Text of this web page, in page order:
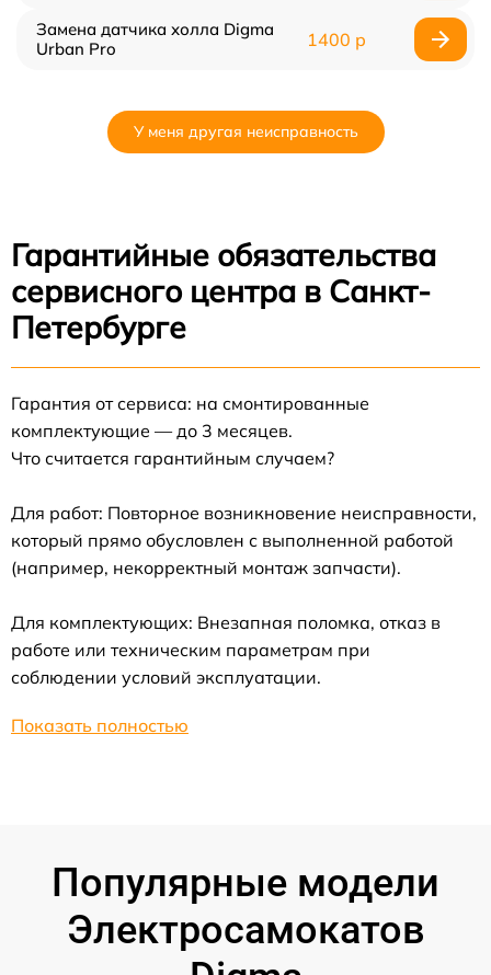
Замена датчика холла Digma
Urban Pro
1400 р
У меня другая неисправность
Гарантийные обязательства
сервисного центра в Санкт-
Петербурге
Гарантия от сервиса: на смонтированные
комплектующие — до 3 месяцев.
Что считается гарантийным случаем?
Для работ: Повторное возникновение неисправности,
который прямо обусловлен с выполненной работой
(например, некорректный монтаж запчасти).
Для комплектующих: Внезапная поломка, отказ в
работе или техническим параметрам при
соблюдении условий эксплуатации.
Показать полностью
Популярные модели
Электросамокатов